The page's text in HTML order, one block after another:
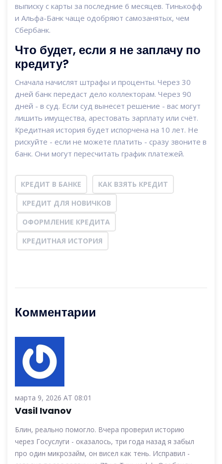
выписку с карты за последние 6 месяцев. Тинькофф
и Альфа-Банк чаще одобряют самозанятых, чем
Сбербанк.
Что будет, если я не заплачу по
кредиту?
Сначала начислят штрафы и проценты. Через 30
дней банк передаст дело коллекторам. Через 90
дней - в суд. Если суд вынесет решение - вас могут
лишить имущества, арестовать зарплату или счёт.
Кредитная история будет испорчена на 10 лет. Не
рискуйте - если не можете платить - сразу звоните в
банк. Они могут пересчитать график платежей.
КРЕДИТ В БАНКЕ
КАК ВЗЯТЬ КРЕДИТ
КРЕДИТ ДЛЯ НОВИЧКОВ
ОФОРМЛЕНИЕ КРЕДИТА
КРЕДИТНАЯ ИСТОРИЯ
Комментарии
марта 9, 2026 AT 08:01
Vasil Ivanov
Блин, реально помогло. Вчера проверил историю
через Госуслуги - оказалось, три года назад я забыл
про один микрозайм, он висел как тень. Исправил -